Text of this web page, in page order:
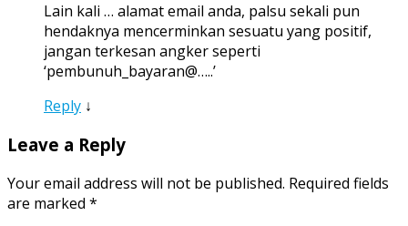
Lain kali … alamat email anda, palsu sekali pun
hendaknya mencerminkan sesuatu yang positif,
jangan terkesan angker seperti
‘pembunuh_bayaran@…..’
Reply ↓
Leave a Reply
Your email address will not be published. Required fields
are marked *